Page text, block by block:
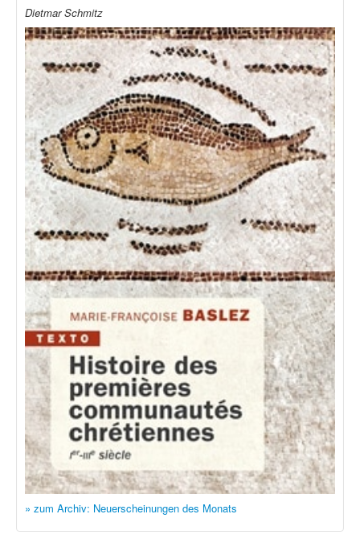
Dietmar Schmitz
» zum Archiv: Neuerscheinungen des Monats